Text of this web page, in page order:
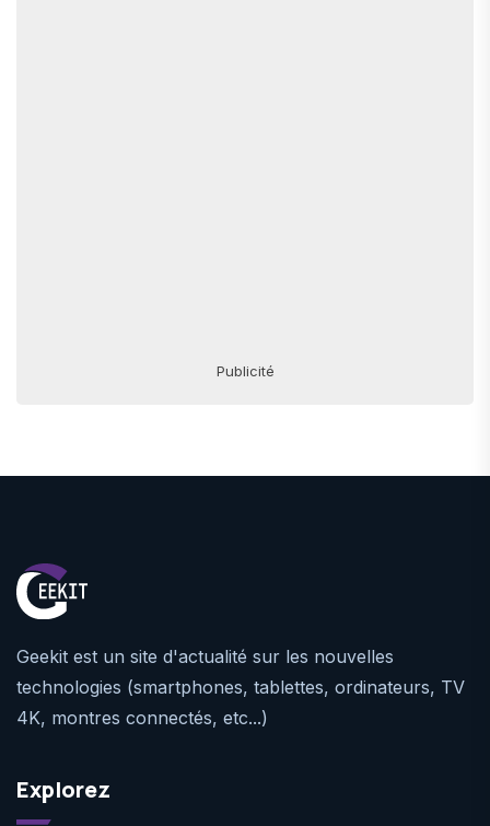
Publicité
Geekit est un site d'actualité sur les nouvelles
technologies (smartphones, tablettes, ordinateurs, TV
4K, montres connectés, etc...)
Explorez